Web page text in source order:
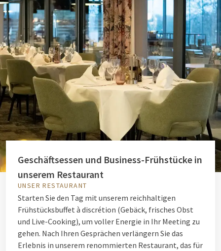
Geschäftsessen und Business-Frühstücke in
unserem Restaurant
UNSER RESTAURANT
Starten Sie den Tag mit unserem reichhaltigen
Frühstücksbuffet à discrétion (Gebäck, frisches Obst
und Live-Cooking), um voller Energie in Ihr Meeting zu
gehen. Nach Ihren Gesprächen verlängern Sie das
Erlebnis in unserem renommierten Restaurant, das für